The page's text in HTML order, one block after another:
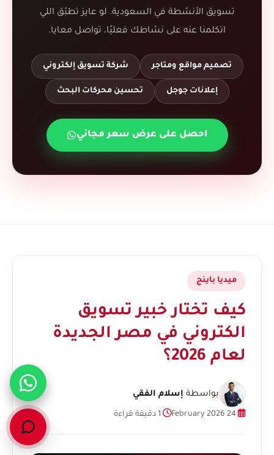
تسويق الأنشطة في السعودية. لو عايز تطبّق اللي
اتكلمنا عنه على نشاطك فعليًا، تواصل معايا.
تصميم مواقع ومتاجر شركة تسويق إلكتروني
إعلانات جوجل تحسين محركات البحث
احصل على عرض سعر مجاني
ميديا باينج
كيف تختار خبير تسويق
الكتروني في مصر الجديدة
لعام 2026؟
بواسطة إسلام الفقي